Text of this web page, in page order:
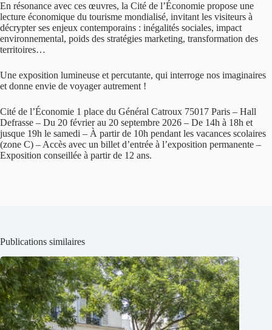
En résonance avec ces œuvres, la Cité de l’Économie propose une
lecture économique du tourisme mondialisé, invitant les visiteurs à
décrypter ses enjeux contemporains : inégalités sociales, impact
environnemental, poids des stratégies marketing, transformation des
territoires…
Une exposition lumineuse et percutante, qui interroge nos imaginaires
et donne envie de voyager autrement !
Cité de l’Économie 1 place du Général Catroux 75017 Paris – Hall
Defrasse – Du 20 février au 20 septembre 2026 – De 14h à 18h et
jusque 19h le samedi – À partir de 10h pendant les vacances scolaires
(zone C) – Accès avec un billet d’entrée à l’exposition permanente –
Exposition conseillée à partir de 12 ans.
Publications similaires